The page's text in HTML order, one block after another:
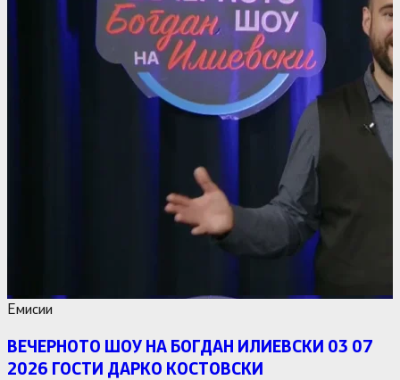
Емисии
ВЕЧЕРНОТО ШОУ НА БОГДАН ИЛИЕВСКИ 03 07
2026 ГОСТИ ДАРКО КОСТОВСКИ